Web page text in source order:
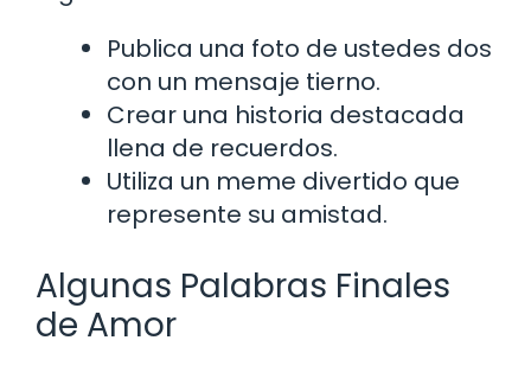
Publica una foto de ustedes dos
con un mensaje tierno.
Crear una historia destacada
llena de recuerdos.
Utiliza un meme divertido que
represente su amistad.
Algunas Palabras Finales
de Amor